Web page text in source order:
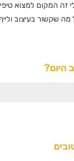
זה המקום למצוא
שקשור בעיצוב
היום?